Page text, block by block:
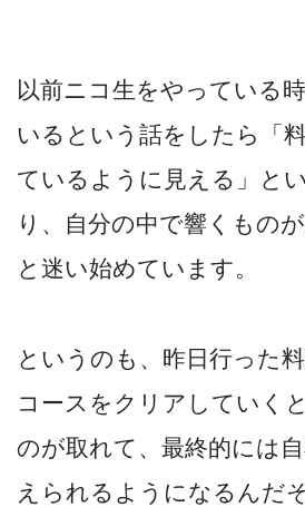
以前ニコ生をやっている
いるという話をしたら「
ているように見える」と
り、自分の中で響くもの
と迷い始めています。
というのも、昨日行った
コースをクリアしていく
のが取れて、最終的には
えられるようになるんだ